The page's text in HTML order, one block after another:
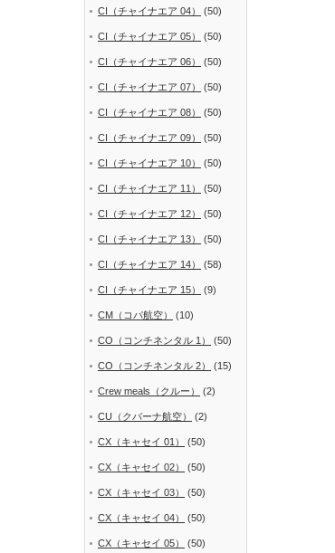
CI（チャイナエア 04） (50)
CI（チャイナエア 05） (50)
CI（チャイナエア 06） (50)
CI（チャイナエア 07） (50)
CI（チャイナエア 08） (50)
CI（チャイナエア 09） (50)
CI（チャイナエア 10） (50)
CI（チャイナエア 11） (50)
CI（チャイナエア 12） (50)
CI（チャイナエア 13） (50)
CI（チャイナエア 14） (58)
CI（チャイナエア 15） (9)
CM（コパ航空） (10)
CO（コンチネンタル 1） (50)
CO（コンチネンタル 2） (15)
Crew meals（クルー） (2)
CU（クバーナ航空） (2)
CX（キャセイ 01） (50)
CX（キャセイ 02） (50)
CX（キャセイ 03） (50)
CX（キャセイ 04） (50)
CX（キャセイ 05） (50)